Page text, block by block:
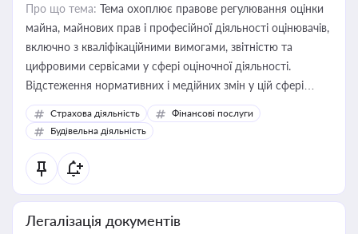
Про що тема: Тема охоплює правове регулювання оцінки
майна, майнових прав і професійної діяльності оцінювачів,
включно з кваліфікаційними вимогами, звітністю та
цифровими сервісами у сфері оціночної діяльності.
Відстеження нормативних і медійних змін у цій сфері
корисне для власника бізнесу, керівника, юриста або
бухгалтера під час оподаткування, приватизації, оренди
державного майна, корпоративних угод і перевірки
статусу суб'єктів оціночної діяльності
Страхова діяльність
Фінансові послуги
Будівельна діяльність
Легалізація документів